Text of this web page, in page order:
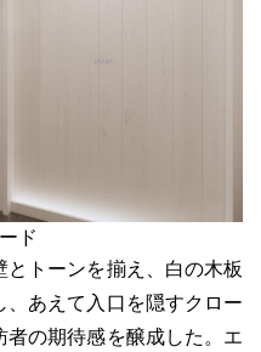
ド
トーンを揃え、白の木板
あえて入口を隠すクロー
の期待感を醸成した。エ